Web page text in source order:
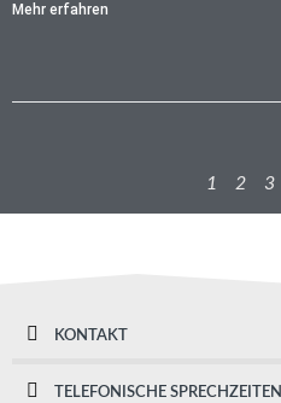
Mehr erfahren
1 2 3
KONTAKT
TELEFONISCHE SPRECHZEITEN